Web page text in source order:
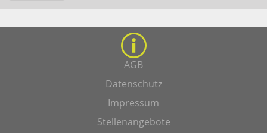
AGB
Datenschutz
Impressum
Stellenangebote